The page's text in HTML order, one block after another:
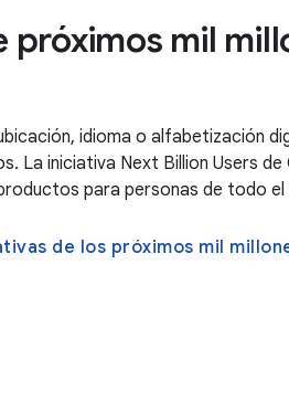
próximos mil
idioma o alfabetización
La iniciativa Next Billion Users de
para personas de todo el